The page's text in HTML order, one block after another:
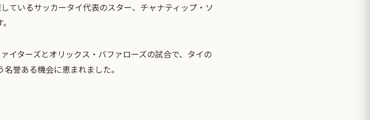
ているサッカータイ代表のスター、チャナティップ・ソ
イターズとオリックス・バファローズの試合で、タイの
誉ある機会に恵まれました。